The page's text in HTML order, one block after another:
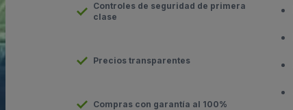
Controles de seguridad de primera
clase
Precios transparentes
Compras con garantía al 100%